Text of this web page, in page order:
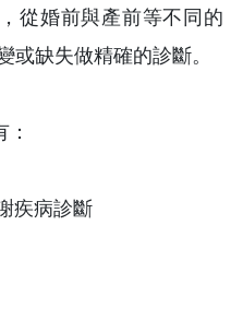
從婚前與產前等不同的
或缺失做精確的診斷。
疾病診斷